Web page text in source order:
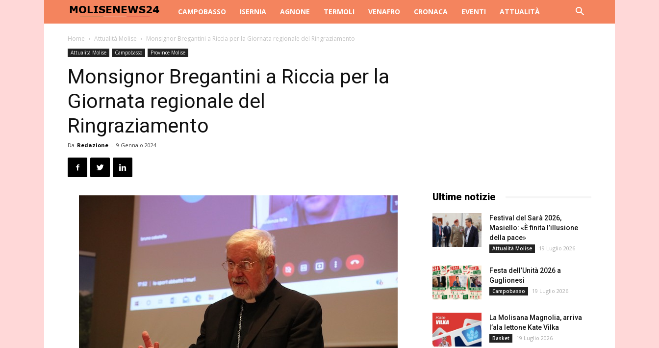
Molise
News
24
CAMPOBASSO ISERNIA AGNONE TERMOLI VENAFRO CRONACA EVENTI ATTUALITÀ
Home Attualità Molise Monsignor Bregantini a Riccia per la Giornata regionale del Ringraziamento
Attualità Molise Campobasso Province Molise
Monsignor Bregantini a Riccia per la
Giornata regionale del
Ringraziamento
Da Redazione - 9 Gennaio 2024
Ultime notizie
Festival del Sarà 2026,
Masiello: «È finita l’illusione
della pace»
Attualità Molise 19 Luglio 2026
Festa dell’Unità 2026 a
Guglionesi
Campobasso 19 Luglio 2026
La Molisana Magnolia, arriva
l’ala lettone Kate Vilka
Basket 19 Luglio 2026